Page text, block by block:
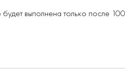
выполнена только после